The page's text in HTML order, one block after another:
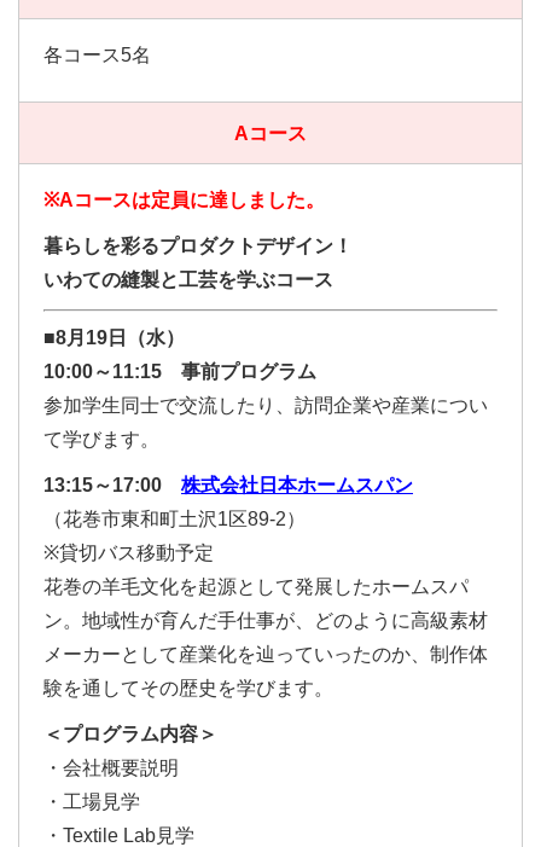
各コース5名
Aコース
※Aコースは定員に達しました。
暮らしを彩るプロダクトデザイン！
いわての縫製と工芸を学ぶコース
■8月19日（水）
10:00～11:15 事前プログラム
参加学生同士で交流したり、訪問企業や産業につい
て学びます。
13:15～17:00 株式会社日本ホームスパン
（花巻市東和町土沢1区89-2）
※貸切バス移動予定
花巻の羊毛文化を起源として発展したホームスパ
ン。地域性が育んだ手仕事が、どのように高級素材
メーカーとして産業化を辿っていったのか、制作体
験を通してその歴史を学びます。
＜プログラム内容＞
・会社概要説明
・工場見学
・Textile Lab見学